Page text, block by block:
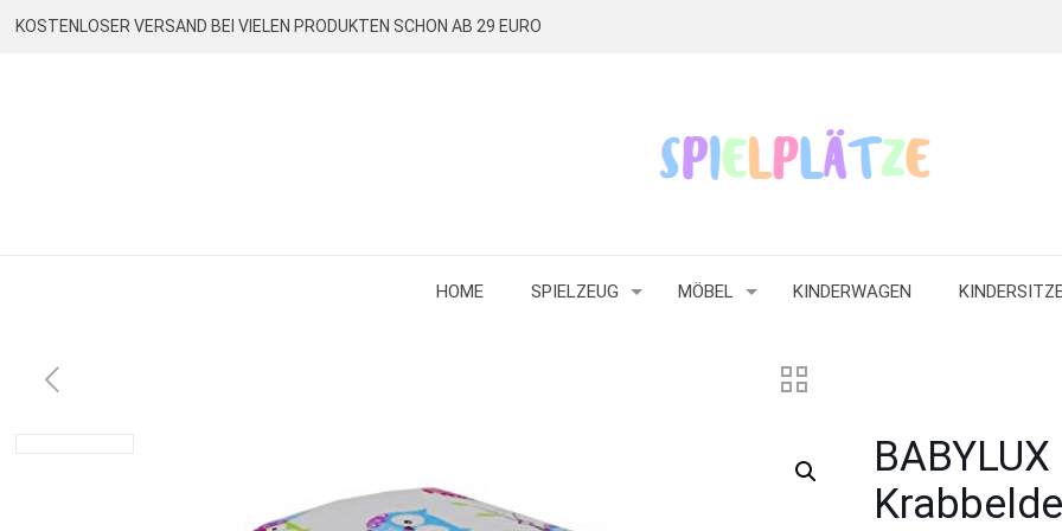
KOSTENLOSER VERSAND BEI VIELEN PRODUKTEN SCHON AB 29 EURO
HOME SPIELZEUG MÖBEL KINDERWAGEN